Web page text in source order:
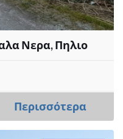
Νερα, Πηλιο
Περισσότερα